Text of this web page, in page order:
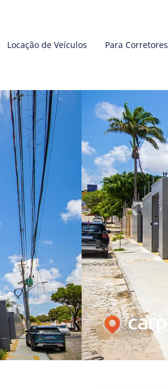
Locação de Veículos Para Corretores